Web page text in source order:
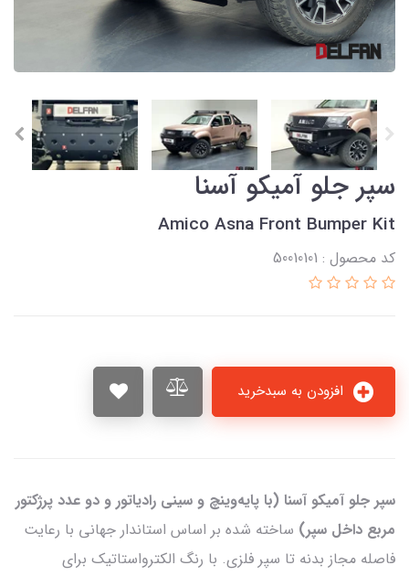
سپر جلو آمیکو آسنا
Amico Asna Front Bumper Kit
کد محصول : 50010101
سپر جلو آمیکو آسنا (با پایه‌وینچ و سینی رادیاتور و دو عدد پرژکتور
مربع داخل سپر) ساخته شده بر اساس استاندار جهانی با رعایت
فاصله مجاز بدنه تا سپر فلزی. با رنگ الکترواستاتیک برای